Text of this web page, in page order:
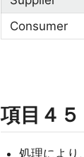
Consumer
項目４
処理により